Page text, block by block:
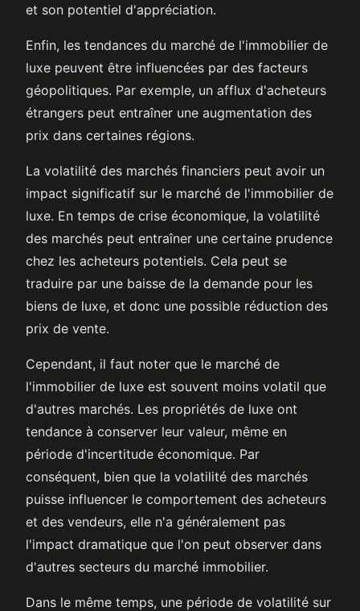
et son potentiel d'appréciation.
Enfin, les tendances du marché de l'immobilier de
luxe peuvent être influencées par des facteurs
géopolitiques. Par exemple, un afflux d'acheteurs
étrangers peut entraîner une augmentation des
prix dans certaines régions.
La volatilité des marchés financiers peut avoir un
impact significatif sur le marché de l'immobilier de
luxe. En temps de crise économique, la volatilité
des marchés peut entraîner une certaine prudence
chez les acheteurs potentiels. Cela peut se
traduire par une baisse de la demande pour les
biens de luxe, et donc une possible réduction des
prix de vente.
Cependant, il faut noter que le marché de
l'immobilier de luxe est souvent moins volatil que
d'autres marchés. Les propriétés de luxe ont
tendance à conserver leur valeur, même en
période d'incertitude économique. Par
conséquent, bien que la volatilité des marchés
puisse influencer le comportement des acheteurs
et des vendeurs, elle n'a généralement pas
l'impact dramatique que l'on peut observer dans
d'autres secteurs du marché immobilier.
Dans le même temps, une période de volatilité sur